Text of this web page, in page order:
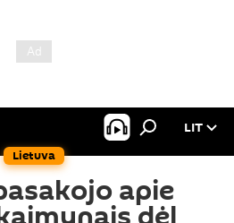
Lietuva
LIT
apie